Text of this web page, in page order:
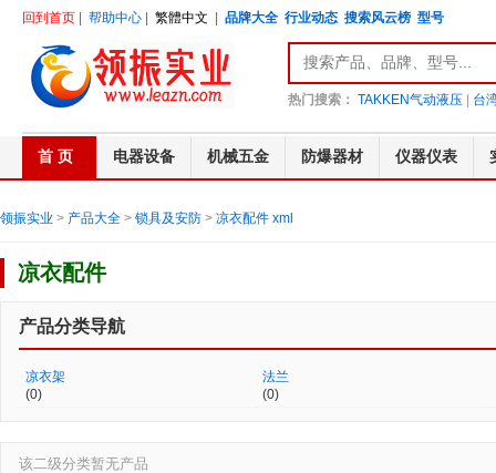
回到首页 帮助中心 繁體中文 品牌大全 行业动态 搜索风云榜 型号
热门搜索： TAKKEN气动液压 台
首 页 电器设备 机械五金 防爆器材 仪器仪表
领振实业 > 产品大全 > 锁具及安防 > 凉衣配件 xml
凉衣配件
产品分类导航
凉衣架
(0)
法兰
(0)
该二级分类暂无产品